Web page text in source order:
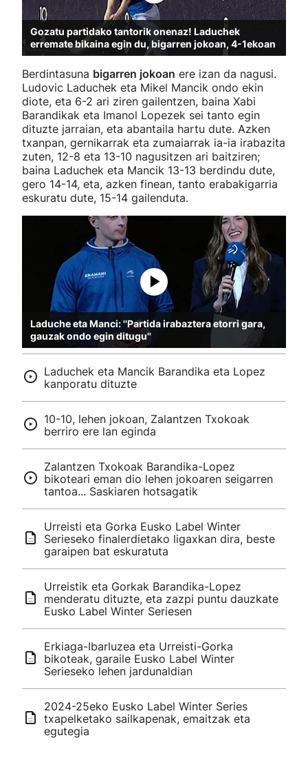
Gozatu partidako tantorik onenaz! Laduchek
erremate bikaina egin du, bigarren jokoan, 4-1ekoan
Berdintasuna bigarren jokoan ere izan da nagusi.
Ludovic Laduchek eta Mikel Mancik ondo ekin
diote, eta 6-2 ari ziren gailentzen, baina Xabi
Barandikak eta Imanol Lopezek sei tanto egin
dituzte jarraian, eta abantaila hartu dute. Azken
txanpan, gernikarrak eta zumaiarrak ia-ia irabazita
zuten, 12-8 eta 13-10 nagusitzen ari baitziren;
baina Laduchek eta Mancik 13-13 berdindu dute,
gero 14-14, eta, azken finean, tanto erabakigarria
eskuratu dute, 15-14 gailenduta.
Laduche eta Manci: ''Partida irabaztera etorri gara,
gauzak ondo egin ditugu''
Laduchek eta Mancik Barandika eta Lopez
kanporatu dituzte
10-10, lehen jokoan, Zalantzen Txokoak
berriro ere lan eginda
Zalantzen Txokoak Barandika-Lopez
bikoteari eman dio lehen jokoaren seigarren
tantoa... Saskiaren hotsagatik
Urreisti eta Gorka Eusko Label Winter
Serieseko finalerdietako ligaxkan dira, beste
garaipen bat eskuratuta
Urreistik eta Gorkak Barandika-Lopez
menderatu dituzte, eta zazpi puntu dauzkate
Eusko Label Winter Seriesen
Erkiaga-Ibarluzea eta Urreisti-Gorka
bikoteak, garaile Eusko Label Winter
Serieseko lehen jardunaldian
2024-25eko Eusko Label Winter Series
txapelketako sailkapenak, emaitzak eta
egutegia